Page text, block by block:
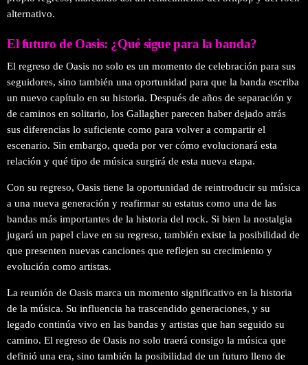
alternativo.
El futuro de Oasis: ¿Qué sigue para la banda?
El regreso de Oasis no solo es un momento de celebración para sus
seguidores, sino también una oportunidad para que la banda escriba
un nuevo capítulo en su historia. Después de años de separación y
de caminos en solitario, los Gallagher parecen haber dejado atrás
sus diferencias lo suficiente como para volver a compartir el
escenario. Sin embargo, queda por ver cómo evolucionará esta
relación y qué tipo de música surgirá de esta nueva etapa.
Con su regreso, Oasis tiene la oportunidad de reintroducir su música
a una nueva generación y reafirmar su estatus como una de las
bandas más importantes de la historia del rock. Si bien la nostalgia
jugará un papel clave en su regreso, también existe la posibilidad de
que presenten nuevas canciones que reflejen su crecimiento y
evolución como artistas.
La reunión de Oasis marca un momento significativo en la historia
de la música. Su influencia ha trascendido generaciones, y su
legado continúa vivo en las bandas y artistas que han seguido su
camino. El regreso de Oasis no solo traerá consigo la música que
definió una era, sino también la posibilidad de un futuro lleno de